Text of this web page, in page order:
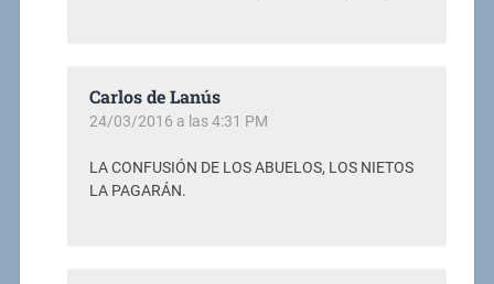
Carlos de Lanús
24/03/2016 a las 4:31 PM
LA CONFUSIÓN DE LOS ABUELOS, LOS NIETOS
LA PAGARÁN.